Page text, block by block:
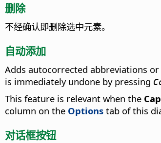
删除
不经确认即删除选中元素。
自动添加
Adds autocorrected abbreviations
is immediately undone by pressing
This feature is relevant when the
column on the Options tab of this
对话框按钮